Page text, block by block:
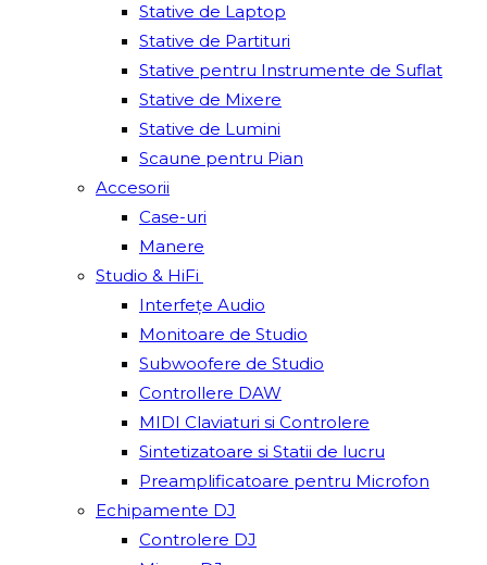
Stative de Laptop
Stative de Partituri
Stative pentru Instrumente de Suflat
Stative de Mixere
Stative de Lumini
Scaune pentru Pian
Accesorii
Case-uri
Manere
Studio & HiFi
Interfețe Audio
Monitoare de Studio
Subwoofere de Studio
Controllere DAW
MIDI Claviaturi si Controlere
Sintetizatoare si Statii de lucru
Preamplificatoare pentru Microfon
Echipamente DJ
Controlere DJ